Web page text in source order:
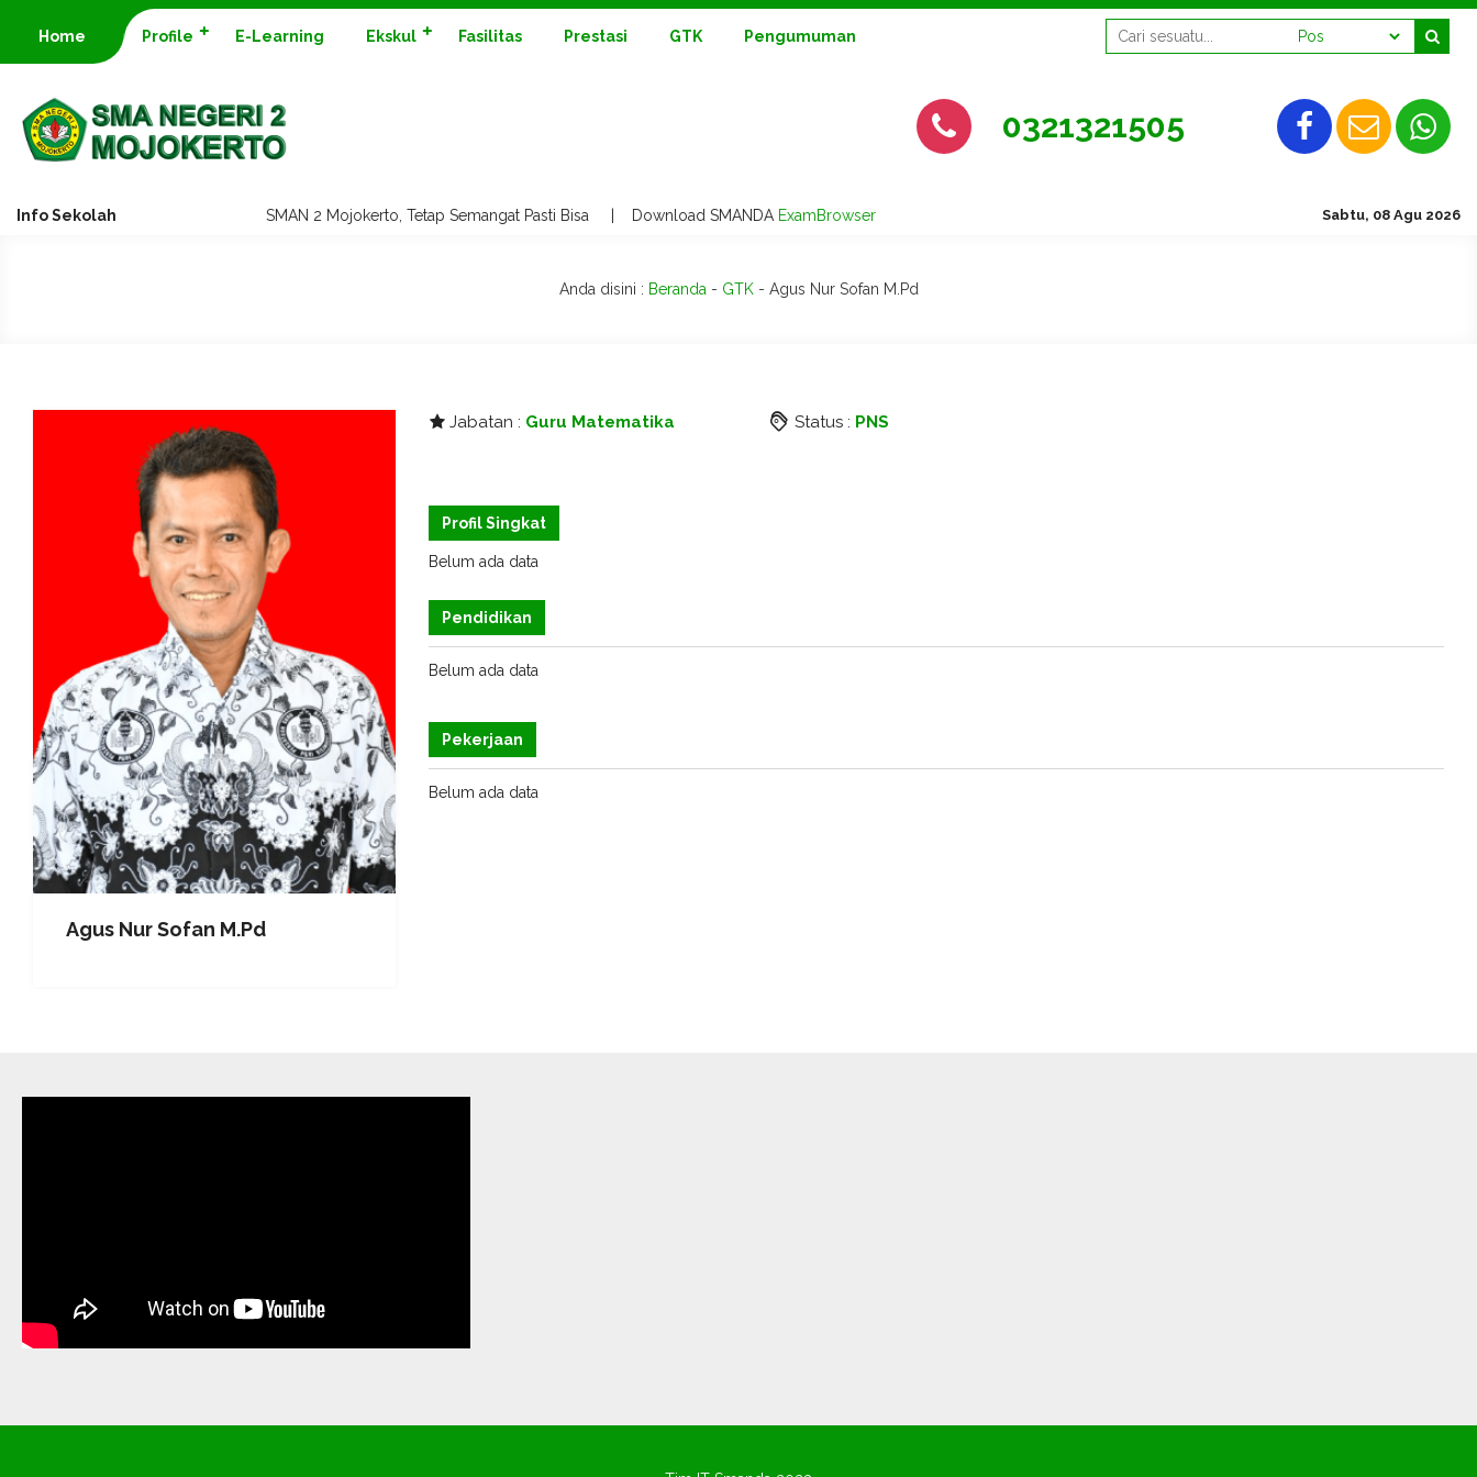
Home Profile E-Learning Ekskul Fasilitas Prestasi GTK Pengumuman
0321321505
Info Sekolah Sabtu, 08 Agu 2026
SMAN 2 Mojokerto,
SMAN 2 Mojokerto, Tetap Semangat Pasti Bisa | Download SMANDAExamBrowser
Anda disini : Beranda - GTK- Agus Nur Sofan M.Pd
Agus Nur Sofan M.Pd
Jabatan : Guru Matematika Status : PNS
Profil Singkat
Belum ada data
Pendidikan
Belum ada data
Pekerjaan
Belum ada data